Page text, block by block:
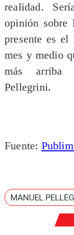
realidad.
opinión sobre
presente es el
mes y medio
más arriba
Pellegrini.
Fuente:
MANUEL